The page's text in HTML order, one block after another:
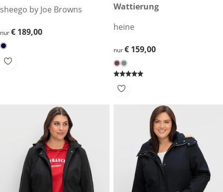
sheego by Joe Browns
€ 189,00
nur€ 189,00
Wattierung
heine
€ 159,00
nur€ 159,00